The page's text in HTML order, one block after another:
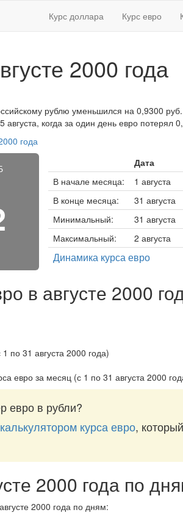
Курс доллара Курс евро
2000 года
рублю уменьшился на 0,9300
когда за один день евро потерял
года
Дата
В начале месяца:
1 августа
В конце месяца:
31 августа
Минимальный:
31 августа
Максимальный:
2 августа
Динамика курса евро
в августе 2000
евро за месяц (с 1 по 31 августа 2000
евро в рубли?
калькулятором курса евро,
2000 года по
2000 года по дням: